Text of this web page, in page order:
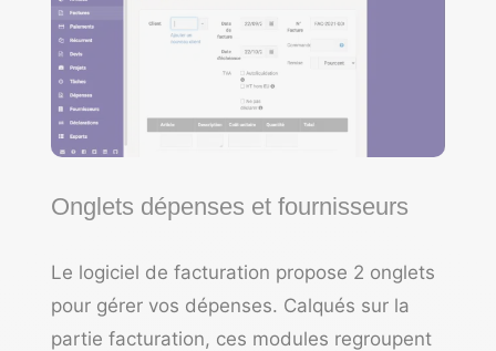
Onglets dépenses et fournisseurs
Le logiciel de facturation propose 2 onglets
pour gérer vos dépenses. Calqués sur la
partie facturation, ces modules regroupent